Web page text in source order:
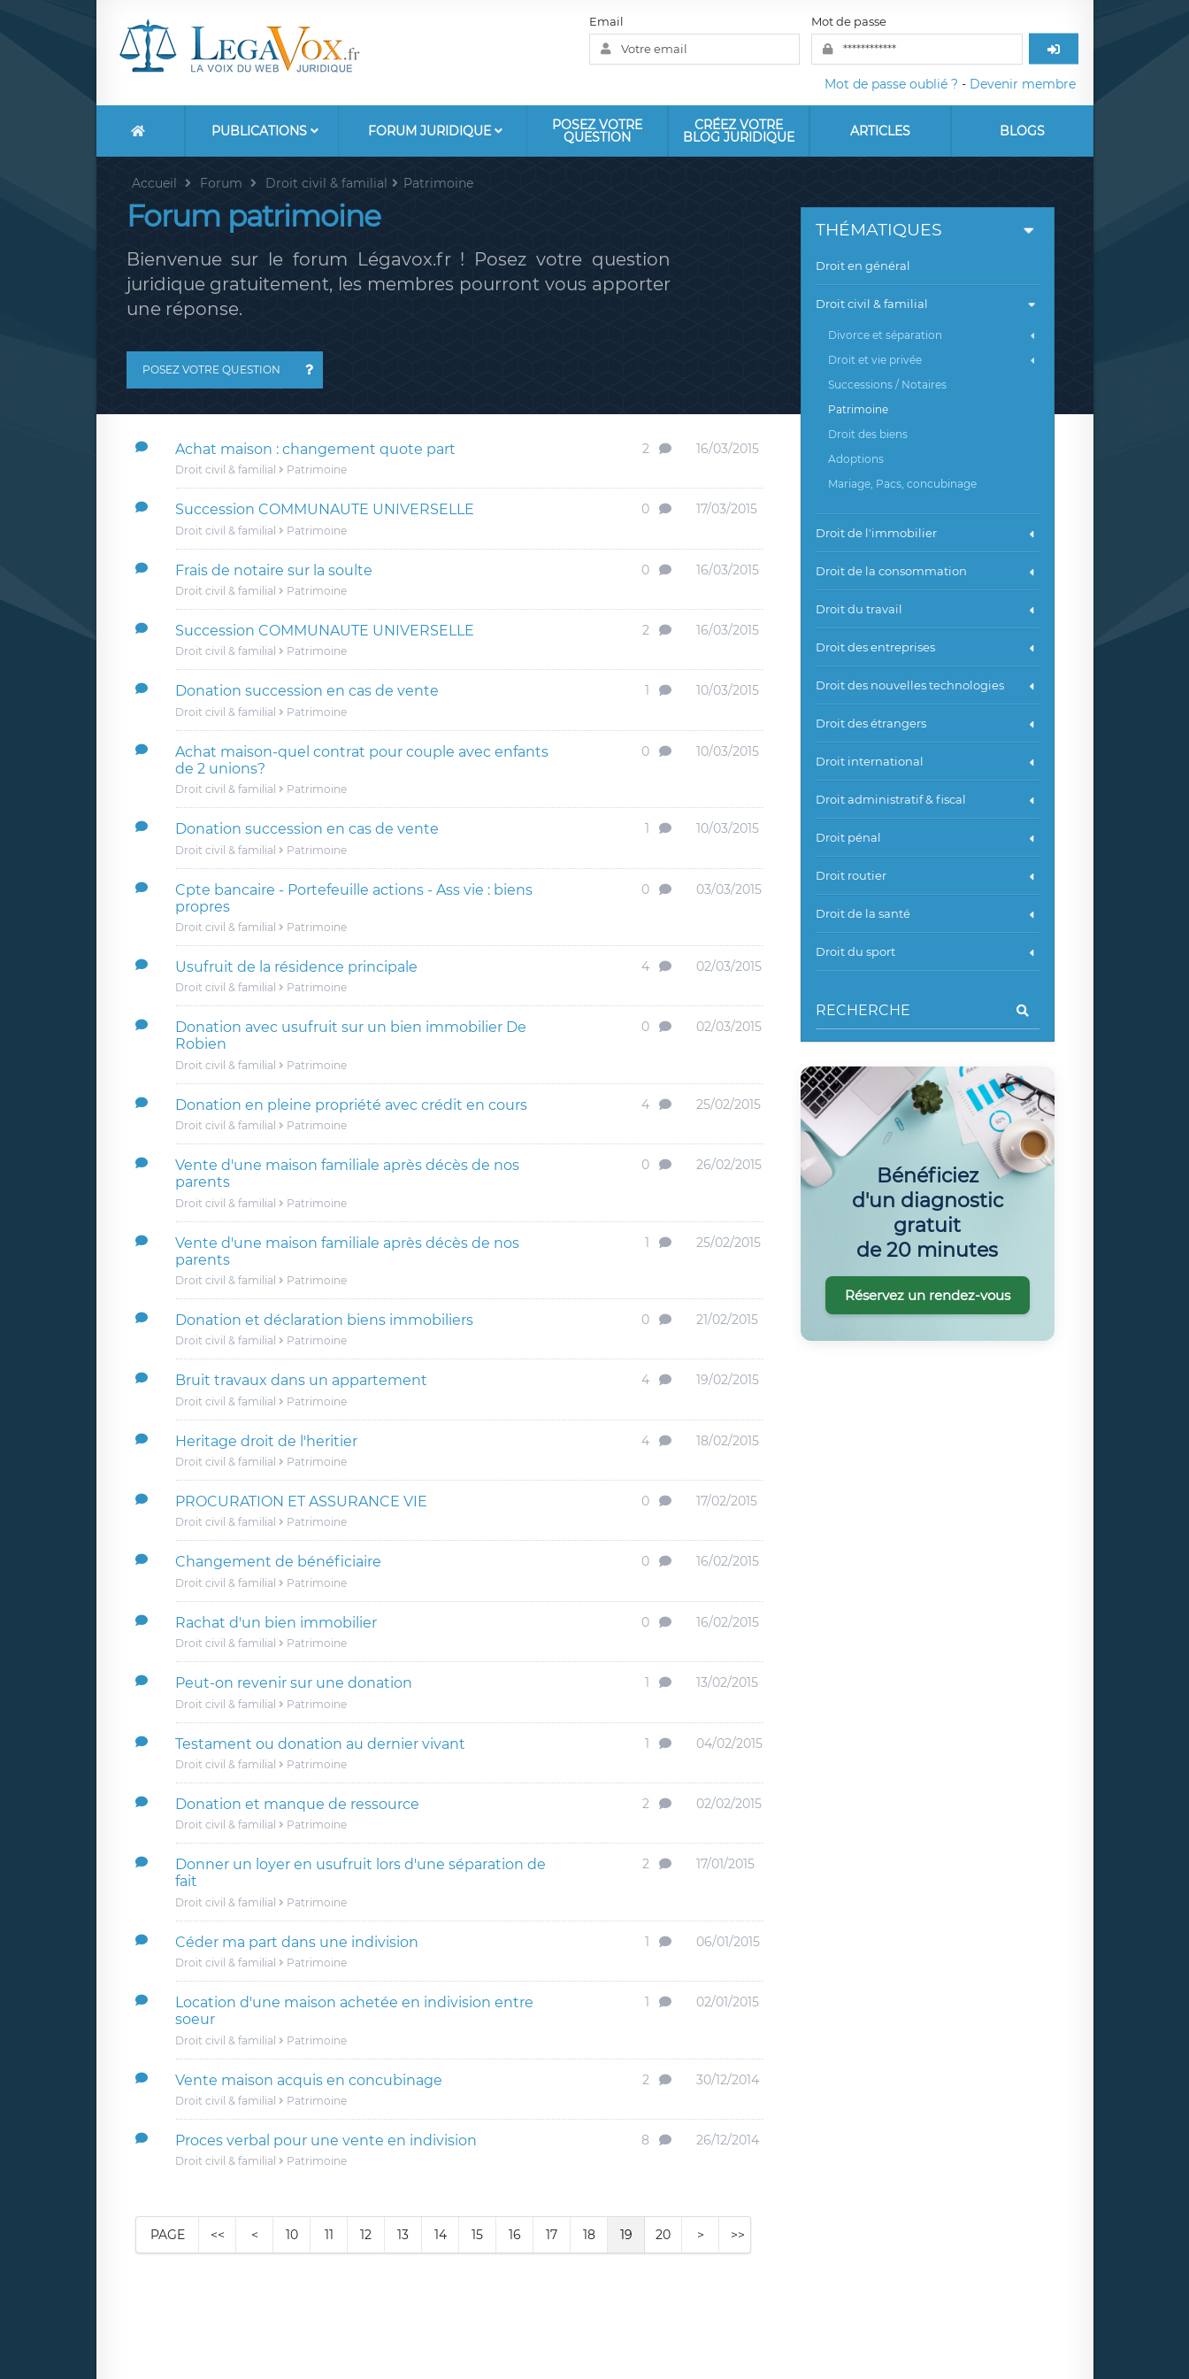
Email Mot de passe
Mot de passe oublié ? - Devenir membre
PUBLICATIONS FORUM JURIDIQUE POSEZ VOTRE
QUESTION
CRÉEZ VOTRE
BLOG JURIDIQUE ARTICLES BLOGS
Accueil Forum Droit civil & familial Patrimoine
Forum patrimoine
Bienvenue sur le forum Légavox.fr ! Posez votre question
juridique gratuitement, les membres pourront vous apporter
une réponse.
POSEZ VOTRE QUESTION
Achat maison : changement quote part
Droit civil & familial Patrimoine
2 16/03/2015
Succession COMMUNAUTE UNIVERSELLE
Droit civil & familial Patrimoine
0 17/03/2015
Frais de notaire sur la soulte
Droit civil & familial Patrimoine
0 16/03/2015
Succession COMMUNAUTE UNIVERSELLE
Droit civil & familial Patrimoine
2 16/03/2015
Donation succession en cas de vente
Droit civil & familial Patrimoine
1 10/03/2015
Achat maison-quel contrat pour couple avec enfants
de 2 unions?
Droit civil & familial Patrimoine
0 10/03/2015
Donation succession en cas de vente
Droit civil & familial Patrimoine
1 10/03/2015
Cpte bancaire - Portefeuille actions - Ass vie : biens
propres
Droit civil & familial Patrimoine
0 03/03/2015
Usufruit de la résidence principale
Droit civil & familial Patrimoine
4 02/03/2015
Donation avec usufruit sur un bien immobilier De
Robien
Droit civil & familial Patrimoine
0 02/03/2015
Donation en pleine propriété avec crédit en cours
Droit civil & familial Patrimoine
4 25/02/2015
Vente d'une maison familiale après décès de nos
parents
Droit civil & familial Patrimoine
0 26/02/2015
Vente d'une maison familiale après décès de nos
parents
Droit civil & familial Patrimoine
1 25/02/2015
Donation et déclaration biens immobiliers
Droit civil & familial Patrimoine
0 21/02/2015
Bruit travaux dans un appartement
Droit civil & familial Patrimoine
4 19/02/2015
Heritage droit de l'heritier
Droit civil & familial Patrimoine
4 18/02/2015
PROCURATION ET ASSURANCE VIE
Droit civil & familial Patrimoine
0 17/02/2015
Changement de bénéficiaire
Droit civil & familial Patrimoine
0 16/02/2015
Rachat d'un bien immobilier
Droit civil & familial Patrimoine
0 16/02/2015
Peut-on revenir sur une donation
Droit civil & familial Patrimoine
1 13/02/2015
Testament ou donation au dernier vivant
Droit civil & familial Patrimoine
1 04/02/2015
Donation et manque de ressource
Droit civil & familial Patrimoine
2 02/02/2015
Donner un loyer en usufruit lors d'une séparation de
fait
Droit civil & familial Patrimoine
2 17/01/2015
Céder ma part dans une indivision
Droit civil & familial Patrimoine
1 06/01/2015
Location d'une maison achetée en indivision entre
soeur
Droit civil & familial Patrimoine
1 02/01/2015
Vente maison acquis en concubinage
Droit civil & familial Patrimoine
2 30/12/2014
Proces verbal pour une vente en indivision
Droit civil & familial Patrimoine
8 26/12/2014
PAGE << < 10 11 12 13 14 15 16 17 18 19 20 > >>
THÉMATIQUES
Droit en général
Droit civil & familial
Divorce et séparation
Droit et vie privée
Successions / Notaires
Patrimoine
Droit des biens
Adoptions
Mariage, Pacs, concubinage
Droit de l'immobilier
Droit de la consommation
Droit du travail
Droit des entreprises
Droit des nouvelles technologies
Droit des étrangers
Droit international
Droit administratif & fiscal
Droit pénal
Droit routier
Droit de la santé
Droit du sport
Bénéficiez
d'un diagnostic
gratuit
de 20 minutes
Réservez un rendez-vous